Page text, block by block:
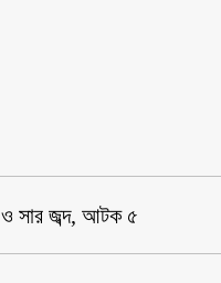
ও সার জব্দ, আটক ৫